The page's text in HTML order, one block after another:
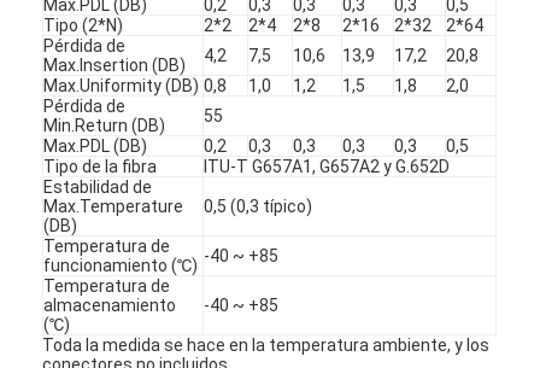
Productos
Sobre nosotros
Viaje de la fábrica
Control de calidad
Éntrenos en contacto con
Max.PDL (DB)
0,2 0,3 0,3 0,3 0,3
0,5
Tipo (2*N)
2*2 2*4 2*8 2*16 2*32
2*64
Pérdida de
Max.Insertion (DB)
4,2 7,5 10,6 13,9 17,2
20,8
Max.Uniformity (DB) 0,8 1,0 1,2 1,5 1,8
2,0
Pérdida de
Min.Return (DB)
55
Max.PDL (DB)
0,2 0,3 0,3 0,3 0,3
0,5
Tipo de la fibra
ITU-T G657A1, G657A2 y G.652D
Estabilidad de
Max.Temperature
(DB)
0,5 (0,3 típico)
Temperatura de
funcionamiento (℃) -40 ~ +85
Temperatura de
almacenamiento
(℃)
-40 ~ +85
Toda la medida se hace en la temperatura ambiente, y los